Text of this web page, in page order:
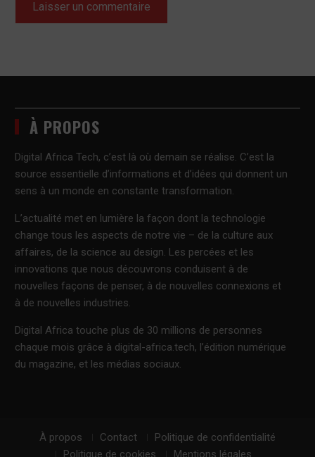
À PROPOS
Digital Africa Tech, c’est là où demain se réalise. C’est la
source essentielle d’informations et d’idées qui donnent un
sens à un monde en constante transformation.
L’actualité met en lumière la façon dont la technologie
change tous les aspects de notre vie – de la culture aux
affaires, de la science au design. Les percées et les
innovations que nous découvrons conduisent à de
nouvelles façons de penser, à de nouvelles connexions et
à de nouvelles industries.
Digital Africa touche plus de 30 millions de personnes
chaque mois grâce à digital-africa.tech, l’édition numérique
du magazine, et les médias sociaux.
À propos Contact
Politique de confidentialité
Politique de cookies
Mentions légales